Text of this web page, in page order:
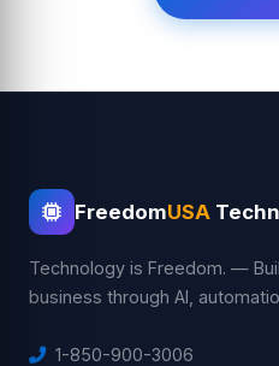
FreedomUSA
Technology is Freedom. —
business through AI,
1-850-900-3006